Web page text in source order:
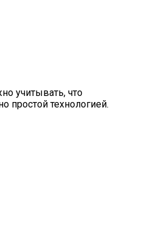
учитывать, что
простой технологией.